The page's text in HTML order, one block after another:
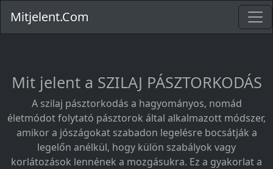
Mitjelent.Com
Mit jelent a SZILAJ PÁSZTORKODÁS
A szilaj pásztorkodás a hagyományos, nomád
életmódot folytató pásztorok által alkalmazott módszer,
amikor a jószágokat szabadon legelésre bocsátják a
legelőn anélkül, hogy külön szabályok vagy
korlátozások lennének a mozgásukra. Ez a gyakorlat a